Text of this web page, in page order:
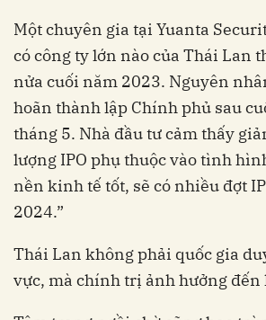
Một chuyên gia tại Yuanta
có công ty lớn nào của Thái Lan
nửa cuối năm 2023. Nguyên
hoãn thành lập Chính phủ sau
tháng 5. Nhà đầu tư cảm thấy
lượng IPO phụ thuộc vào tình
nền kinh tế tốt, sẽ có nhiều đợt
2024.”
Thái Lan không phải quốc gia
vực, mà chính trị ảnh hưởng đến